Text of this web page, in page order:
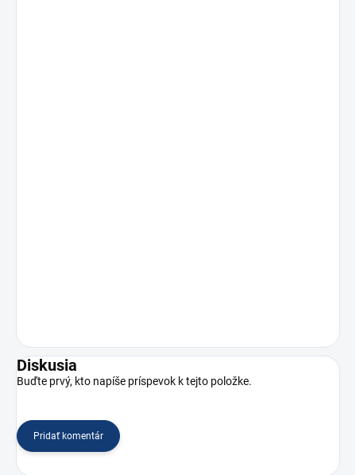
Diskusia
Buďte prvý, kto napíše príspevok k tejto položke.
Pridať komentár